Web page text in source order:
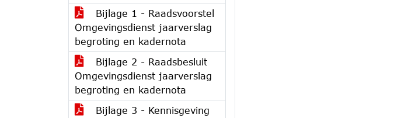
Bijlage 1 - Raadsvoorstel
Omgevingsdienst jaarverslag
begroting en kadernota
Bijlage 2 - Raadsbesluit
Omgevingsdienst jaarverslag
begroting en kadernota
Bijlage 3 - Kennisgeving